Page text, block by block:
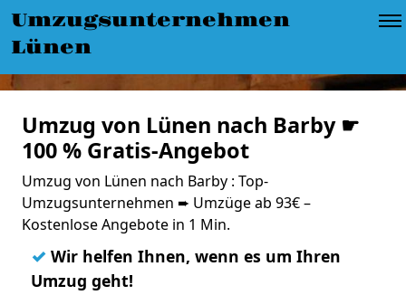
Umzugsunternehmen
Lünen
Umzug von Lünen nach Barby ☛
100 % Gratis-Angebot
Umzug von Lünen nach Barby : Top-
Umzugsunternehmen ➨ Umzüge ab 93€ –
Kostenlose Angebote in 1 Min.
✓ Wir helfen Ihnen, wenn es um Ihren
Umzug geht!